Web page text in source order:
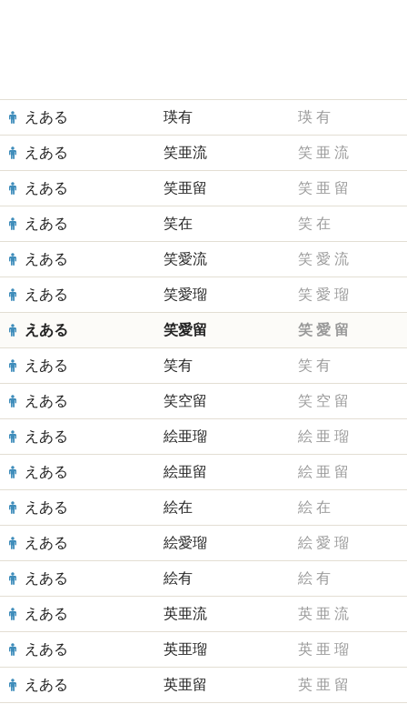
えある 瑛有 瑛 有
えある 笑亜流 笑 亜 流
えある 笑亜留 笑 亜 留
えある 笑在 笑 在
えある 笑愛流 笑 愛 流
えある 笑愛瑠 笑 愛 瑠
えある 笑愛留 笑 愛 留
えある 笑有 笑 有
えある 笑空留 笑 空 留
えある 絵亜瑠 絵 亜 瑠
えある 絵亜留 絵 亜 留
えある 絵在 絵 在
えある 絵愛瑠 絵 愛 瑠
えある 絵有 絵 有
えある 英亜流 英 亜 流
えある 英亜瑠 英 亜 瑠
えある 英亜留 英 亜 留